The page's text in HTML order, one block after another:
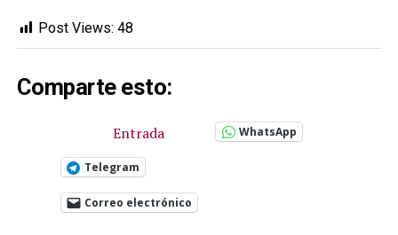
Post Views: 48
Comparte esto:
Entrada WhatsApp
Telegram
Correo electrónico